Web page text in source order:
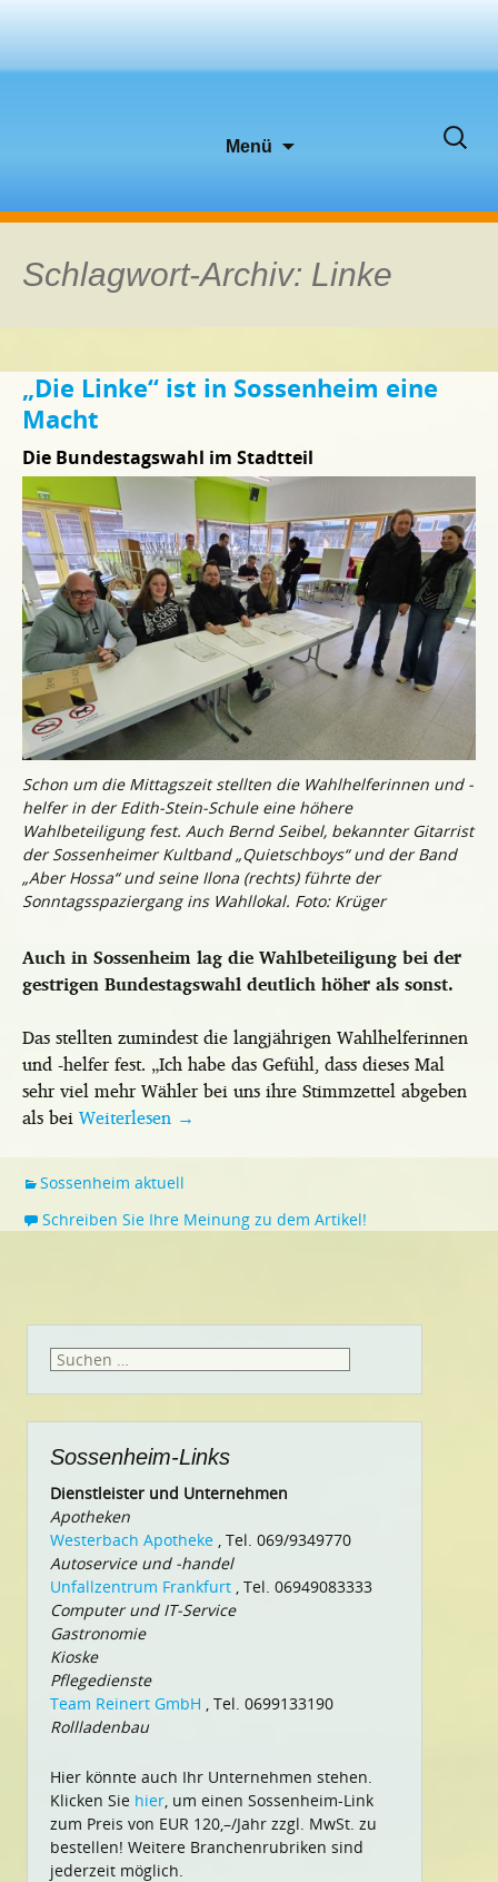
Menü
Suchen
Schlagwort-Archiv: Linke
„Die Linke“ ist in Sossenheim eine
Macht
Die Bundestagswahl im Stadtteil
Schon um die Mittagszeit stellten die Wahlhelferinnen und -
helfer in der Edith-Stein-Schule eine höhere
Wahlbeteiligung fest. Auch Bernd Seibel, bekannter Gitarrist
der Sossenheimer Kultband „Quietschboys“ und der Band
„Aber Hossa“ und seine Ilona (rechts) führte der
Sonntagsspaziergang ins Wahllokal. Foto: Krüger
Auch in Sossenheim lag die Wahlbeteiligung bei der
gestrigen Bundestagswahl deutlich höher als sonst.
Das stellten zumindest die langjährigen Wahlhelferinnen
und -helfer fest. „Ich habe das Gefühl, dass dieses Mal
sehr viel mehr Wähler bei uns ihre Stimmzettel abgeben
als beiWeiterlesen →
Sossenheim aktuell
Schreiben Sie Ihre Meinung zu dem Artikel!
Suchen
Sossenheim-Links
Dienstleister und Unternehmen
Apotheken
Westerbach Apotheke , Tel. 069/9349770
Autoservice und -handel
Unfallzentrum Frankfurt , Tel. 06949083333
Computer und IT-Service
Gastronomie
Kioske
Pflegedienste
Team Reinert GmbH , Tel. 0699133190
Rollladenbau
Hier könnte auch Ihr Unternehmen stehen.
Klicken Sie hier, um einen Sossenheim-Link
zum Preis von EUR 120,–/Jahr zzgl. MwSt. zu
bestellen! Weitere Branchenrubriken sind
jederzeit möglich.